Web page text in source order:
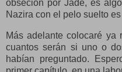
obseción por Jade, es
Nazira con el pelo suelto
Más adelante colocaré ya
cuantos serán si uno o
habían preguntado.